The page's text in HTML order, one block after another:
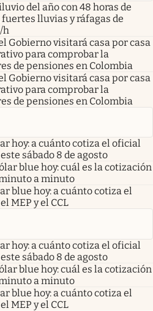
del año con 48 horas de
lluvias y ráfagas de
h
Gobierno visitará casa por casa
para comprobar la
de pensiones en Colombia
Gobierno visitará casa por casa
para comprobar la
de pensiones en Colombia
hoy: a cuánto cotiza el oficial
sábado 8 de agosto
blue hoy: cuál es la cotización
a minuto
blue hoy: a cuánto cotiza el
MEP y el CCL
hoy: a cuánto cotiza el oficial
sábado 8 de agosto
blue hoy: cuál es la cotización
a minuto
blue hoy: a cuánto cotiza el
MEP y el CCL